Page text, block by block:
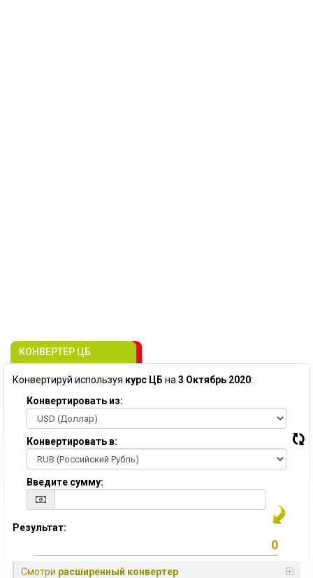
КОНВЕРТЕР ЦБ
Конвертируй используя курс ЦБ на 3 Октябрь 2020:
Конвертировать из:
Конвертировать в:
Введите сумму:
Результат:
Смотри расширенный конвертер